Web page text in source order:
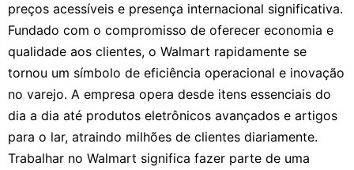
preços acessíveis e presença internacional significativa.
Fundado com o compromisso de oferecer economia e
qualidade aos clientes, o Walmart rapidamente se
tornou um símbolo de eficiência operacional e inovação
no varejo. A empresa opera desde itens essenciais do
dia a dia até produtos eletrônicos avançados e artigos
para o lar, atraindo milhões de clientes diariamente.
Trabalhar no Walmart significa fazer parte de uma